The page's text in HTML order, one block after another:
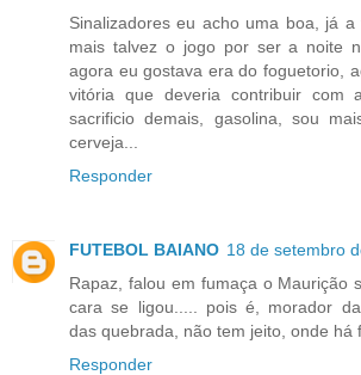
Sinalizadores eu acho uma boa, já a
mais talvez o jogo por ser a noite
agora eu gostava era do foguetorio,
vitória que deveria contribuir com
sacrificio demais, gasolina, sou
cerveja...
Responder
FUTEBOL BAIANO 18 de setembro
Rapaz, falou em fumaça o Maurição
cara se ligou..... pois é, morador
das quebrada, não tem jeito, onde há
Responder